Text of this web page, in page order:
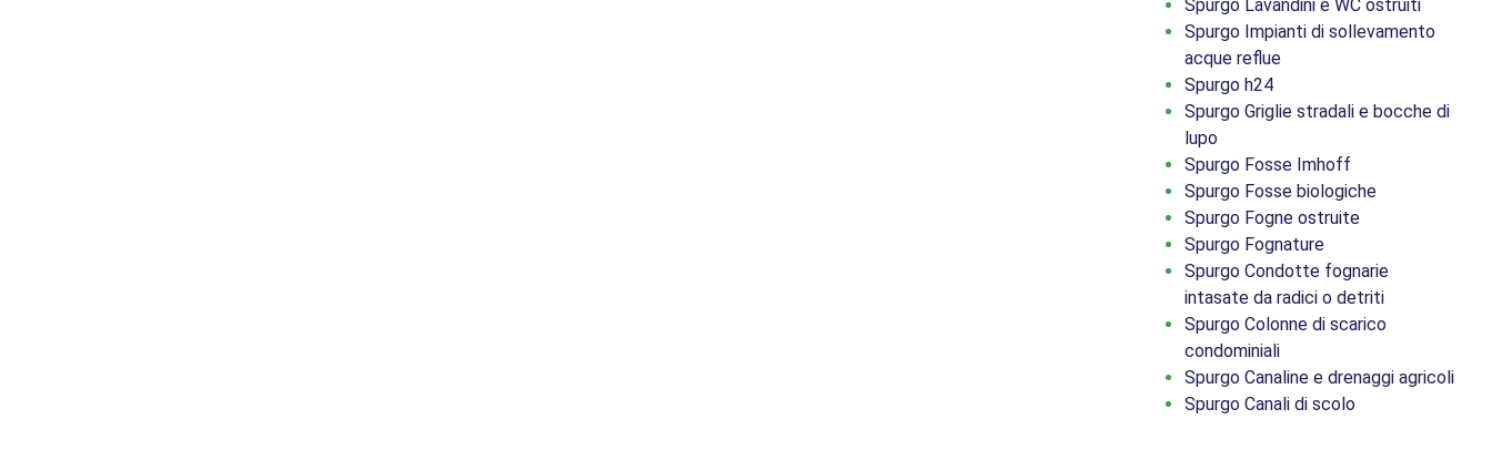
Spurgo Lavandini e WC ostruiti
Spurgo Impianti di sollevamento
acque reflue
Spurgo h24
Spurgo Griglie stradali e bocche di
lupo
Spurgo Fosse Imhoff
Spurgo Fosse biologiche
Spurgo Fogne ostruite
Spurgo Fognature
Spurgo Condotte fognarie
intasate da radici o detriti
Spurgo Colonne di scarico
condominiali
Spurgo Canaline e drenaggi agricoli
Spurgo Canali di scolo